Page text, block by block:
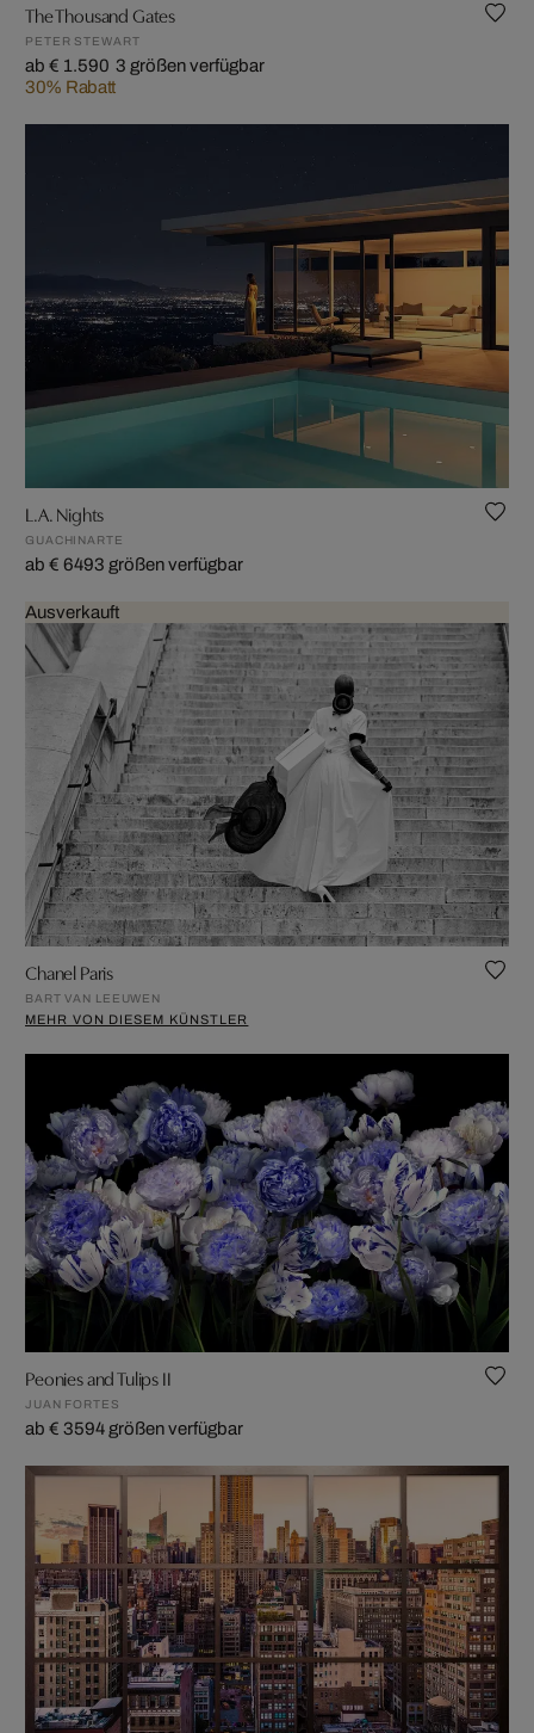
The Thousand Gates
PETER STEWART
ab € 1.590
30% Rabatt
3 größen verfügbar
L.A. Nights
GUACHINARTE
ab € 6493 größen verfügbar
Ausverkauft
Chanel Paris
BART VAN LEEUWEN
MEHR VON DIESEM KÜNSTLER
Peonies and Tulips II
JUAN FORTES
ab € 3594 größen verfügbar